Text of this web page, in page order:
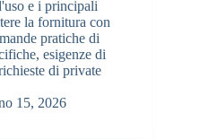
e i principali
la fornitura con
pratiche di
esigenze di
di private
15, 2026